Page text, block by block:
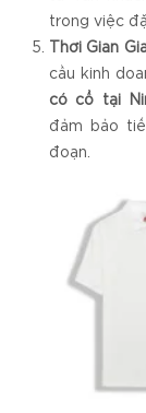
trong việc
Thời Gian
cầu kinh
có cổ tại
đảm bảo
đoạn.